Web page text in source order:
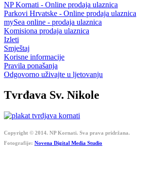
NP Kornati - Online prodaja ulaznica
Parkovi Hrvatske - Online prodaja ulaznica
mySea online - prodaja ulaznica
Komisiona prodaja ulaznica
Izleti
Smještaj
Korisne informacije
Pravila ponašanja
Odgovorno uživajte u ljetovanju
Tvrđava Sv. Nikole
Copyright © 2014. NP Kornati. Sva prava pridržana.
Fotografije: Novena Digital Media Studio